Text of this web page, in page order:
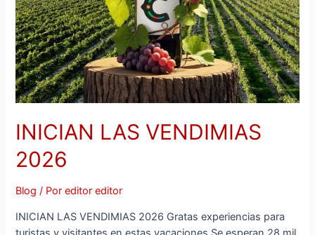
INICIAN LAS VENDIMIAS
2026
Blog / Poreditor editor
INICIAN LAS VENDIMIAS 2026 Gratas experiencias para